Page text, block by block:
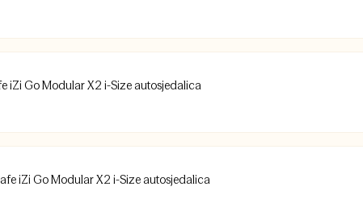
iZi Go Modular X2 i-Size autosjedalica
iZi Go Modular X2 i-Size autosjedalica